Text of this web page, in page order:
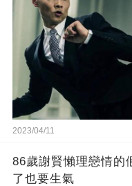
2023/04/11
86歲謝賢懶理戀情的
了也要生氣